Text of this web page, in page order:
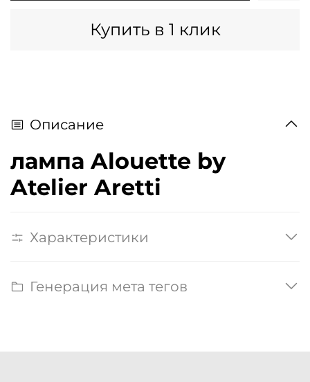
Купить в 1 клик
Описание
лампа Alouette by
Atelier Aretti
Характеристики
Генерация мета тегов